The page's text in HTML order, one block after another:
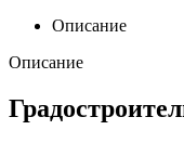
Описание
Описание